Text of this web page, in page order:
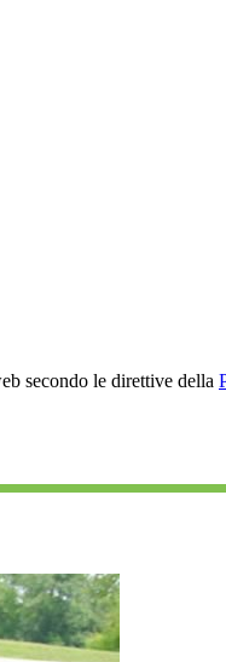
secondo le direttive della